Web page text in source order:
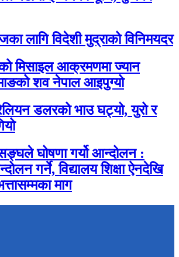
लागि विदेशी मुद्राको विनिमयदर
मिसाइल आक्रमणमा ज्यान
शव नेपाल आइपुग्यो
डलरको भाउ घट्यो, युरो र
घोषणा गर्यो आन्दोलन :
गर्ने, विद्यालय शिक्षा ऐनदेखि
माग